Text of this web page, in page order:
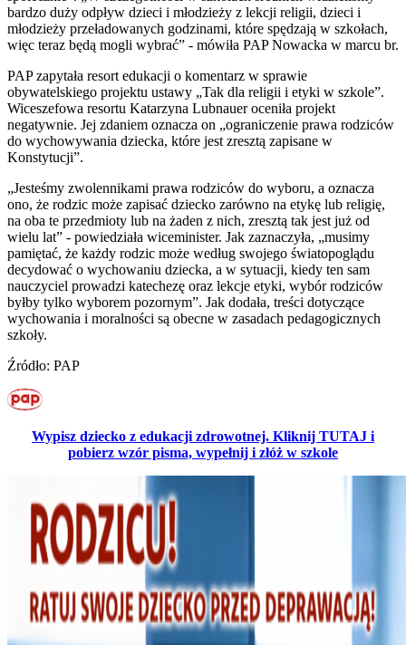
bardzo duży odpływ dzieci i młodzieży z lekcji religii, dzieci i
młodzieży przeładowanych godzinami, które spędzają w szkołach,
więc teraz będą mogli wybrać” - mówiła PAP Nowacka w marcu br.
PAP zapytała resort edukacji o komentarz w sprawie
obywatelskiego projektu ustawy „Tak dla religii i etyki w szkole”.
Wiceszefowa resortu Katarzyna Lubnauer oceniła projekt
negatywnie. Jej zdaniem oznacza on „ograniczenie prawa rodziców
do wychowywania dziecka, które jest zresztą zapisane w
Konstytucji”.
„Jesteśmy zwolennikami prawa rodziców do wyboru, a oznacza
ono, że rodzic może zapisać dziecko zarówno na etykę lub religię,
na oba te przedmioty lub na żaden z nich, zresztą tak jest już od
wielu lat” - powiedziała wiceminister. Jak zaznaczyła, „musimy
pamiętać, że każdy rodzic może według swojego światopoglądu
decydować o wychowaniu dziecka, a w sytuacji, kiedy ten sam
nauczyciel prowadzi katechezę oraz lekcje etyki, wybór rodziców
byłby tylko wyborem pozornym”. Jak dodała, treści dotyczące
wychowania i moralności są obecne w zasadach pedagogicznych
szkoły.
Źródło: PAP
Wypisz dziecko z edukacji zdrowotnej. Kliknij TUTAJ i
pobierz wzór pisma, wypełnij i złóż w szkole